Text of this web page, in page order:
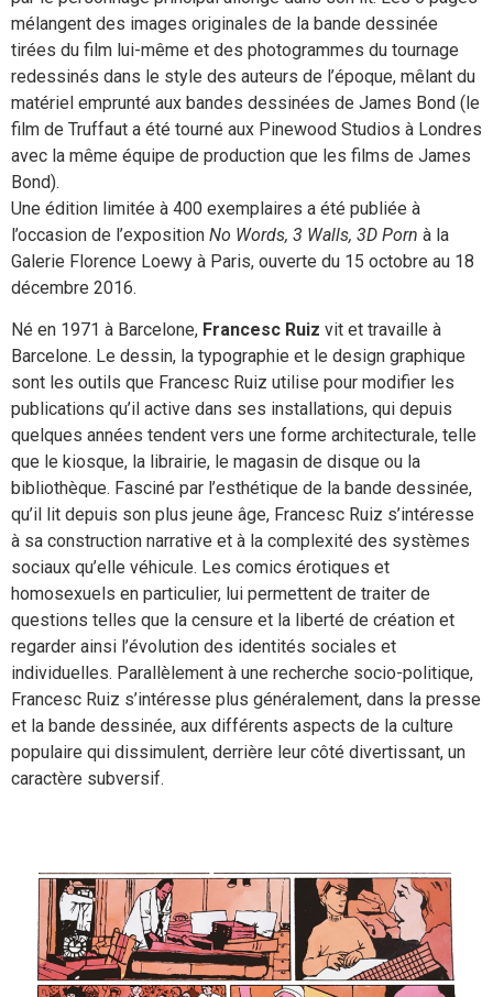
mélangent des images originales de la bande dessinée
tirées du film lui-même et des photogrammes du tournage
redessinés dans le style des auteurs de l’époque, mêlant du
matériel emprunté aux bandes dessinées de James Bond (le
film de Truffaut a été tourné aux Pinewood Studios à Londres
avec la même équipe de production que les films de James
Bond).
Une édition limitée à 400 exemplaires a été publiée à
l’occasion de l’exposition No Words, 3 Walls, 3D Porn à la
Galerie Florence Loewy à Paris, ouverte du 15 octobre au 18
décembre 2016.
Né en 1971 à Barcelone, Francesc Ruiz vit et travaille à
Barcelone. Le dessin, la typographie et le design graphique
sont les outils que Francesc Ruiz utilise pour modifier les
publications qu’il active dans ses installations, qui depuis
quelques années tendent vers une forme architecturale, telle
que le kiosque, la librairie, le magasin de disque ou la
bibliothèque. Fasciné par l’esthétique de la bande dessinée,
qu’il lit depuis son plus jeune âge, Francesc Ruiz s’intéresse
à sa construction narrative et à la complexité des systèmes
sociaux qu’elle véhicule. Les comics érotiques et
homosexuels en particulier, lui permettent de traiter de
questions telles que la censure et la liberté de création et
regarder ainsi l’évolution des identités sociales et
individuelles. Parallèlement à une recherche socio-politique,
Francesc Ruiz s’intéresse plus généralement, dans la presse
et la bande dessinée, aux différents aspects de la culture
populaire qui dissimulent, derrière leur côté divertissant, un
caractère subversif.